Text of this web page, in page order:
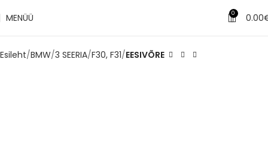
MENÜÜ 0 0.00
Esileht BMW 3 SEERIA F30, F31 EESIVÕRE